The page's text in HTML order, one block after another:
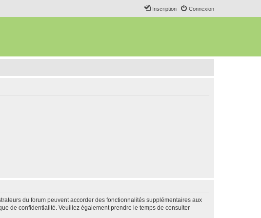
Connexion
Inscription
du forum peuvent accorder des fonctionnalités supplémentaires aux
de confidentialité. Veuillez également prendre le temps de consulter